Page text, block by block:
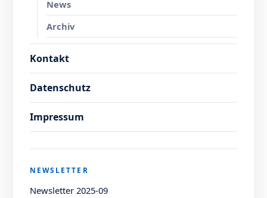
News
Archiv
Kontakt
Datenschutz
Impressum
NEWSLETTER
Newsletter 2025-09